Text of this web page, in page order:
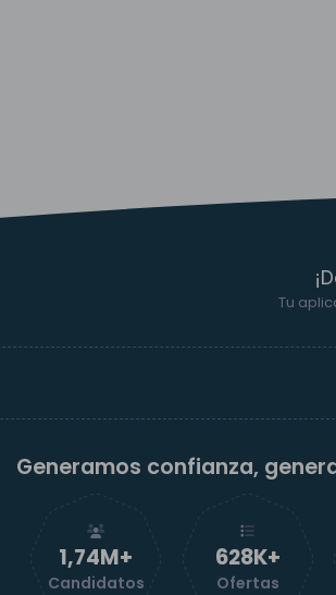
Tu
Generamos confianza,
1,74M+
Candidatos
629K+
Ofertas